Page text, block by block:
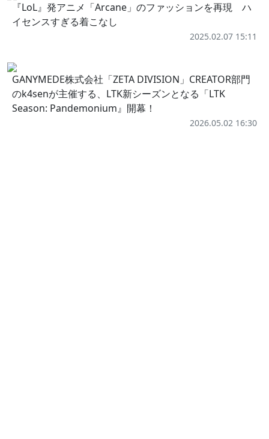
『LoL』発アニメ「Arcane」のファッションを再現 ハ
イセンスすぎる着こなし
2025.02.07 15:11
GANYMEDE株式会社「ZETA DIVISION」CREATOR部門
のk4senが主催する、LTK新シーズンとなる「LTK
Season: Pandemonium』開幕！
2026.05.02 16:30